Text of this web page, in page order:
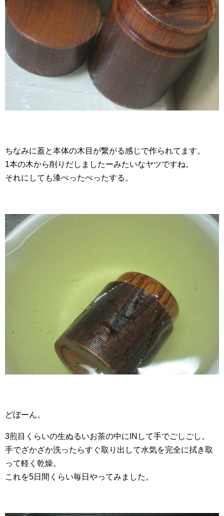
ちなみに蓋と本体の木目が繋がる感じで作られてます。
1本の木から削りだしましたーみたいなヤツですね。
それにしても漆ぺったぺったする。
どぼーん。
3煎目くらいの生ぬるいお茶の中にINして手でごしごし。
手でざかざか洗ったらすぐ取り出して水気を完全に拭き取
って軽く乾燥。
これを5日間くらい毎日やってみました。